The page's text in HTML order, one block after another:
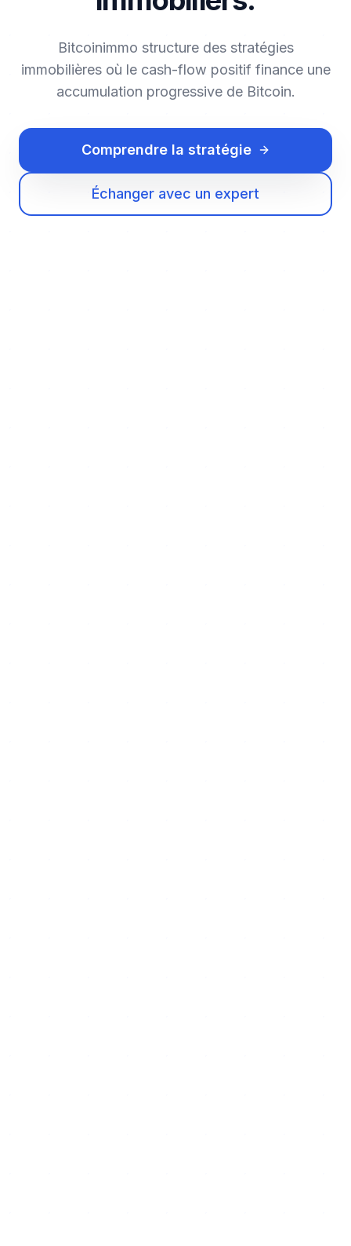
Bitcoinimmo structure des stratégies
immobilières où le cash-flow positif finance une
accumulation progressive de Bitcoin.
Comprendre la stratégie
Échanger avec un expert